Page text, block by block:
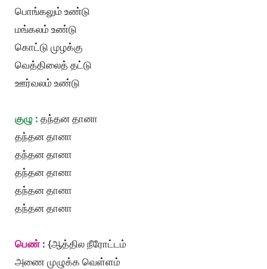
பொங்கலும் உண்டு
மங்கலம் உண்டு
கொட்டு முழக்கு
வெத்திலைத் தட்டு
ஊர்வலம் உண்டு
குழு : தந்தன தானா
தந்தன தானா
தந்தன தானா
தந்தன தானா
தந்தன தானா
தந்தன தானா
பெண் : {ஆத்தில நீரோட்டம்
அணை முழுக்க வெள்ளம்